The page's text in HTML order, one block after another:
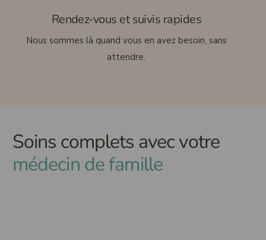
Rendez-vous et suivis rapides
Nous sommes là quand vous en avez besoin, sans
attendre.
Soins complets avec votre
médecin de famille